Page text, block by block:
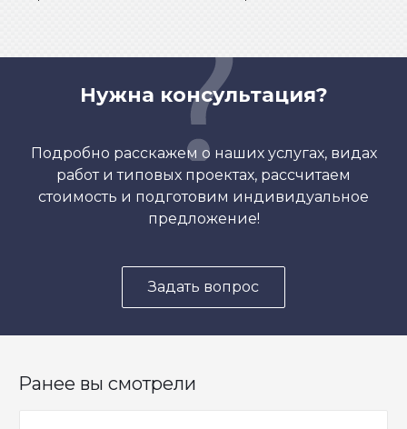
Нужна консультация?
Подробно расскажем о наших услугах, видах
работ и типовых проектах, рассчитаем
стоимость и подготовим индивидуальное
предложение!
Задать вопрос
Ранее вы смотрели